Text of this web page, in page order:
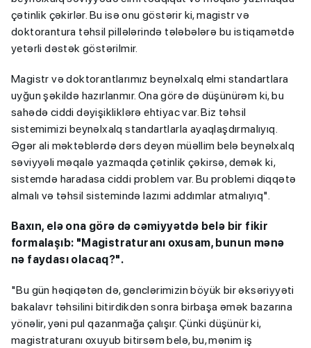
çətinlik çəkirlər. Bu isə onu göstərir ki, magistr və
doktorantura təhsil pillələrində tələbələrə bu istiqamətdə
yetərli dəstək göstərilmir.
Magistr və doktorantlarımız beynəlxalq elmi standartlara
uyğun şəkildə hazırlanmır. Ona görə də düşünürəm ki, bu
sahədə ciddi dəyişikliklərə ehtiyac var. Biz təhsil
sistemimizi beynəlxalq standartlarla ayaqlaşdırmalıyıq.
Əgər ali məktəblərdə dərs deyən müəllim belə beynəlxalq
səviyyəli məqalə yazmaqda çətinlik çəkirsə, demək ki,
sistemdə haradasa ciddi problem var. Bu problemi diqqətə
almalı və təhsil sistemində lazımi addımlar atmalıyıq".
Baxın, elə ona görə də cəmiyyətdə belə bir fikir
formalaşıb: "Magistraturanı oxusam, bunun mənə
nə faydası olacaq?".
"Bu gün həqiqətən də, gənclərimizin böyük bir əksəriyyəti
bakalavr təhsilini bitirdikdən sonra birbaşa əmək bazarına
yönəlir, yəni pul qazanmağa çalışır. Çünki düşünür ki,
magistraturanı oxuyub bitirsəm belə, bu, mənim iş